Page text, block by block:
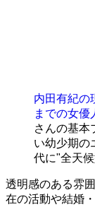
内田有紀の
までの女優
さんの基本
い幼少期の
代に"全天
透明感のある雰
在の活動や結婚